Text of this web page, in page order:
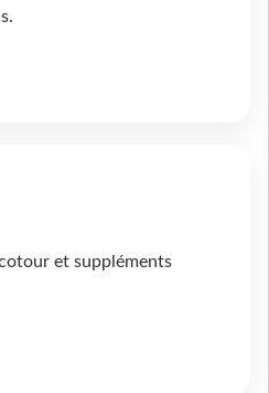
et suppléments